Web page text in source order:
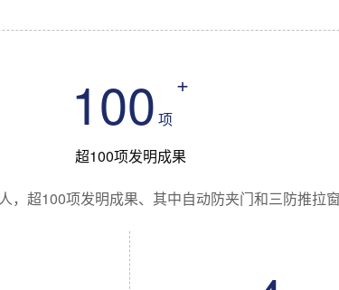
100 项
+
超100项发明成果
超100项发明成果、其中自动防夹门和三防推拉